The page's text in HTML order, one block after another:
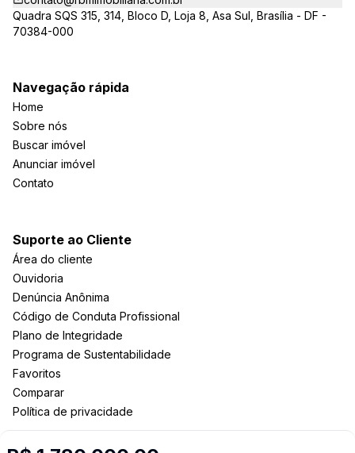
Quadra SQS 315, 314, Bloco D, Loja 8, Asa Sul, Brasília - DF -
70384-000
Navegação rápida
Home
Sobre nós
Buscar imóvel
Anunciar imóvel
Contato
Suporte ao Cliente
Área do cliente
Ouvidoria
Denúncia Anônima
Código de Conduta Profissional
Plano de Integridade
Programa de Sustentabilidade
Favoritos
Comparar
Política de privacidade